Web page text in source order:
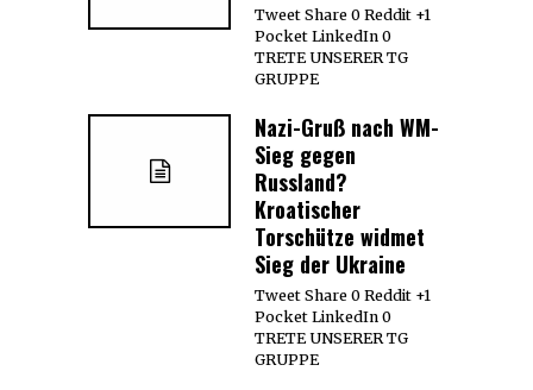
Tweet Share 0 Reddit +1
Pocket LinkedIn 0
TRETE UNSERER TG
GRUPPE
Nazi-Gruß nach WM-
Sieg gegen
Russland?
Kroatischer
Torschütze widmet
Sieg der Ukraine
Tweet Share 0 Reddit +1
Pocket LinkedIn 0
TRETE UNSERER TG
GRUPPE